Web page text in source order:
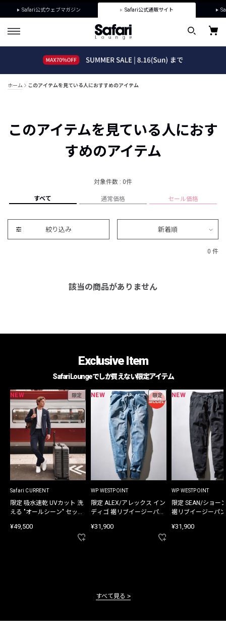
Safari公式ウェブマガジン Safari公式通販サイト
ホーム このアイテムを見ている人におすすめのアイテム
このアイテムを見ている人におす
すめのアイテム
対象件数 : 0件
すべて 通常価格 セール価格
絞り込み 新着順
0 件
該当の商品がありません
Exclusive Item
Safari Loungeでしか買えない限定アイテム
NEW 限定
Safari CURRENT
限定 吸水速乾 UVカット 洗
える "オールシーン" セット
¥49,500
NEW 限定
WP WESTPOINT
限定 ALEX/アレックス イン
ディゴ 裾リブイージーパン
¥31,900
NEW
WP WESTPOINT
限定 SEAN/ショー
裾リブイージーパ
¥31,900
すべて見る